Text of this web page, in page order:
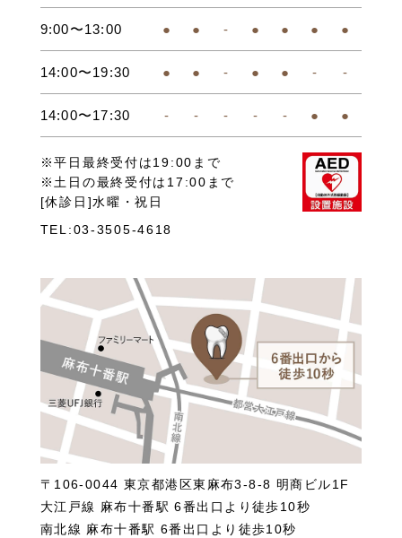
9:00〜13:00 ● ● - ● ● ● ●
14:00〜19:30 ● ● - ● ● - -
14:00〜17:30 - - - - - ● ●
※平日最終受付は19:00まで
※土日の最終受付は17:00まで
[休診日]水曜・祝日
TEL:03-3505-4618
〒106-0044 東京都港区東麻布3-8-8 明商ビル1F
大江戸線 麻布十番駅 6番出口より徒歩10秒
南北線 麻布十番駅 6番出口より徒歩10秒